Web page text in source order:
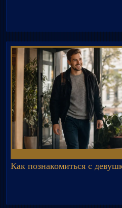
Как познакомиться с